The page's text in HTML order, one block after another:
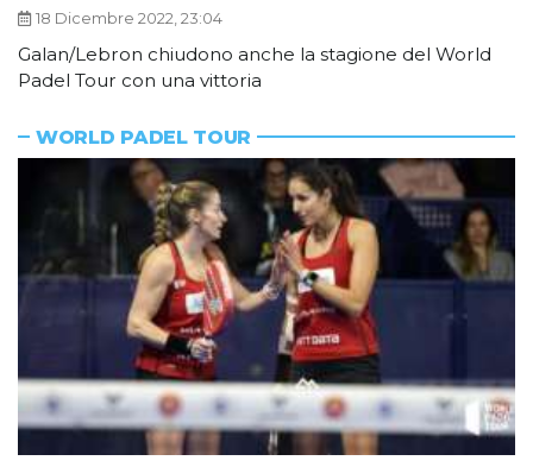
18 Dicembre 2022, 23:04
Galan/Lebron chiudono anche la stagione del World
Padel Tour con una vittoria
WORLD PADEL TOUR